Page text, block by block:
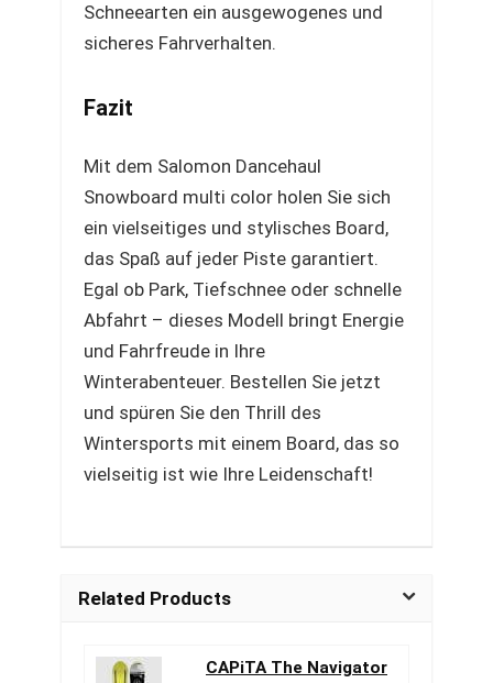
Schneearten ein ausgewogenes und
sicheres Fahrverhalten.
Fazit
Mit dem Salomon Dancehaul
Snowboard multi color holen Sie sich
ein vielseitiges und stylisches Board,
das Spaß auf jeder Piste garantiert.
Egal ob Park, Tiefschnee oder schnelle
Abfahrt – dieses Modell bringt Energie
und Fahrfreude in Ihre
Winterabenteuer. Bestellen Sie jetzt
und spüren Sie den Thrill des
Wintersports mit einem Board, das so
vielseitig ist wie Ihre Leidenschaft!
Related Products
CAPiTA The Navigator